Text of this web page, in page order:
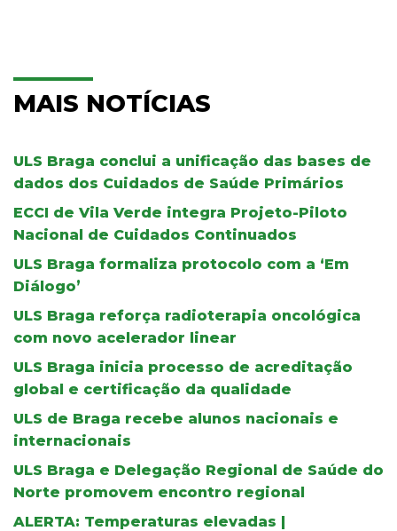
MAIS NOTÍCIAS
ULS Braga conclui a unificação das bases de
dados dos Cuidados de Saúde Primários
ECCI de Vila Verde integra Projeto-Piloto
Nacional de Cuidados Continuados
ULS Braga formaliza protocolo com a ‘Em
Diálogo’
ULS Braga reforça radioterapia oncológica
com novo acelerador linear
ULS Braga inicia processo de acreditação
global e certificação da qualidade
ULS de Braga recebe alunos nacionais e
internacionais
ULS Braga e Delegação Regional de Saúde do
Norte promovem encontro regional
ALERTA: Temperaturas elevadas |